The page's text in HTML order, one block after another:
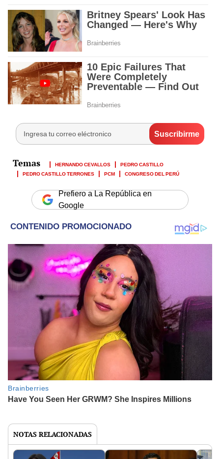
HERNANDO CEVALLOS
PEDRO CASTILLO
PEDRO CASTILLO TERRONES
PCM CONGRESO DEL PERÚ
Prefiero a La República en
Google
NOTAS RELACIONADAS